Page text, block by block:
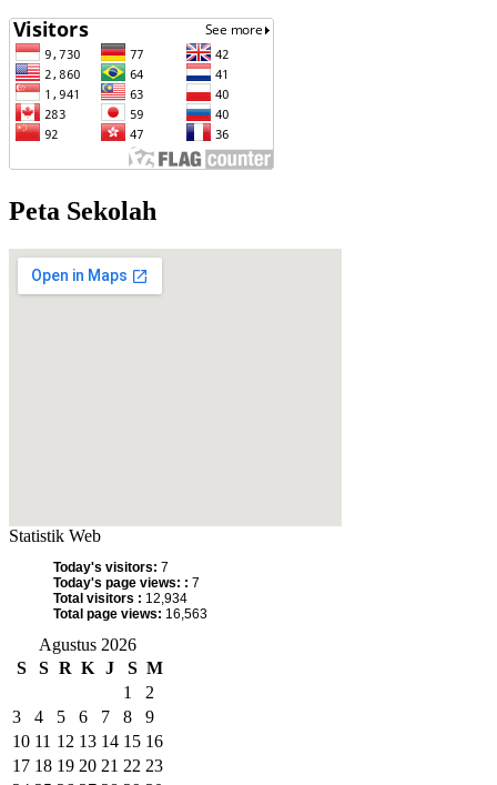
Peta Sekolah
Statistik Web
Today's visitors: 7
Today's page views: : 7
Total visitors : 12,934
Total page views: 16,563
Agustus 2026
S
S R K J S M
1
2
3
4 5 6 7 8
9
10 11 12 13 14 15 16
17 18 19 20 21 22 23